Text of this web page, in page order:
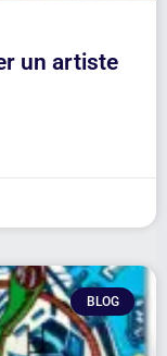
un artiste
BLOG